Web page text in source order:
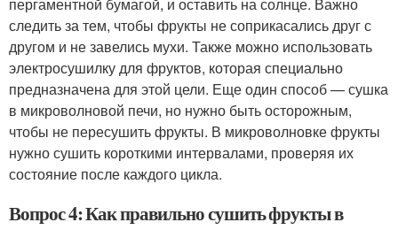
следить за тем, чтобы фрукты не соприкасались друг с
другом и не завелись мухи. Также можно использовать
электросушилку для фруктов, которая специально
предназначена для этой цели. Еще один способ — сушка
в микроволновой печи, но нужно быть осторожным,
чтобы не пересушить фрукты. В микроволновке фрукты
нужно сушить короткими интервалами, проверяя их
состояние после каждого цикла.
Вопрос 4: Как правильно сушить фрукты в